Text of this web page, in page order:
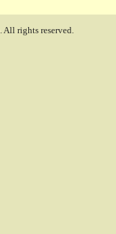
. All rights reserved.